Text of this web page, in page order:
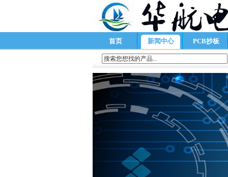
首页 新闻中心 PCB抄板